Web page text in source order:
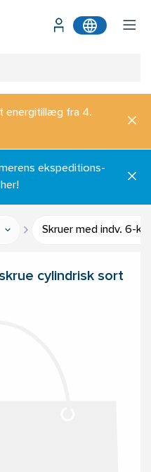
energitillæg fra 4.
ekspeditions-
Skruer med indv. 6-
cylindrisk sort